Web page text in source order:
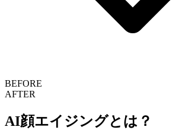
BEFORE
AFTER
AI顔エイジングとは？